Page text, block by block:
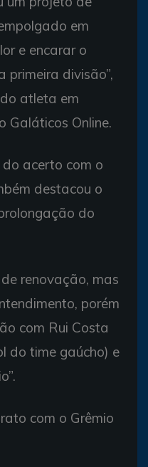
em
e encarar o
primeira divisão”,
atleta em
Galáticos Online.
acerto com o
destacou o
do
renovação, mas
porém
com Rui Costa
do time gaúcho) e
com o Grêmio